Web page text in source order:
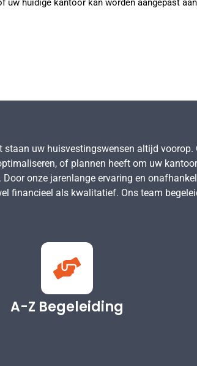
uw huidige kantoor kan worden aangepast
staan uw huisvestingswensen altijd
of plannen heeft om uw
Door onze jarenlange ervaring en
financieel als kwalitatief. Ons team
A-Z Begeleiding